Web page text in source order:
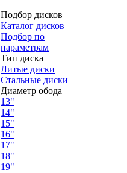
Подбор дисков
Каталог дисков
Подбор по
параметрам
Тип диска
Литые диски
Стальные диски
Диаметр обода
13"
14"
15"
16"
17"
18"
19"